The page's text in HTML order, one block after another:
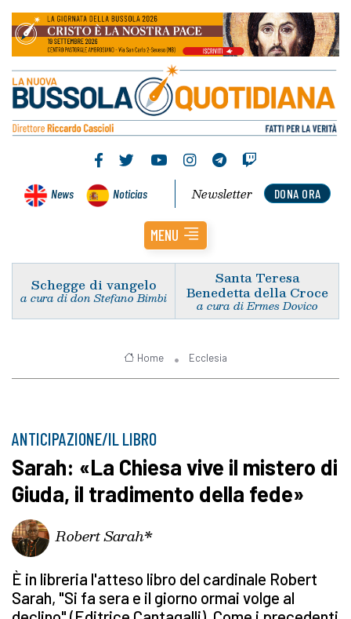
News Noticias DONA ORA
Newsletter
MENU
Schegge di vangelo
a cura di don Stefano Bimbi
Santa Teresa
Benedetta della Croce
a cura di Ermes Dovico
Home Ecclesia
ANTICIPAZIONE/IL LIBRO
Sarah: «La Chiesa vive il mistero di
Giuda, il tradimento della fede»
Robert Sarah*
È in libreria l'atteso libro del cardinale Robert
Sarah, "Si fa sera e il giorno ormai volge al